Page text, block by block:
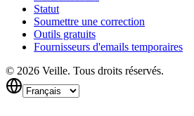
Statut
Soumettre une correction
Outils gratuits
Fournisseurs d'emails temporaires
© 2026 Veille. Tous droits réservés.